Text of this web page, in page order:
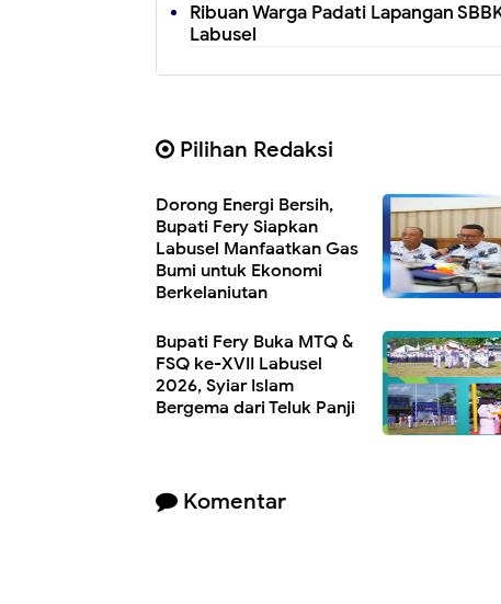
Ribuan Warga Padati Lapangan
Labusel
Pilihan Redaksi
Dorong Energi Bersih,
Bupati Fery Siapkan
Labusel Manfaatkan Gas
Bumi untuk Ekonomi
Berkelanjutan
Bupati Fery Buka MTQ &
FSQ ke-XVII Labusel
2026, Syiar Islam
Bergema dari Teluk Panji
Komentar